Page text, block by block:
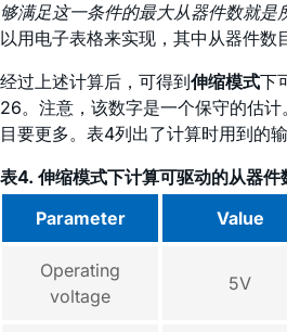
够满足这一条件的最大从器件数就是
以用电子表格来实现，其中从器件数
经过上述计算后，可得到伸缩模式下
26。注意，该数字是一个保守的估
目要更多。表4列出了计算时用到的输
表4. 伸缩模式下计算可驱动的从器
Parameter
Value
Operating
voltage
5V